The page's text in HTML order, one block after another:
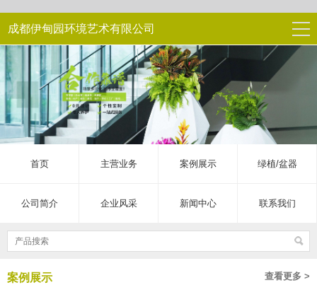
成都伊甸园环境艺术有限公司
首页 主营业务 案例展示 绿植/盆器
公司简介 企业风采 新闻中心 联系我们
查看更多 >
案例展示